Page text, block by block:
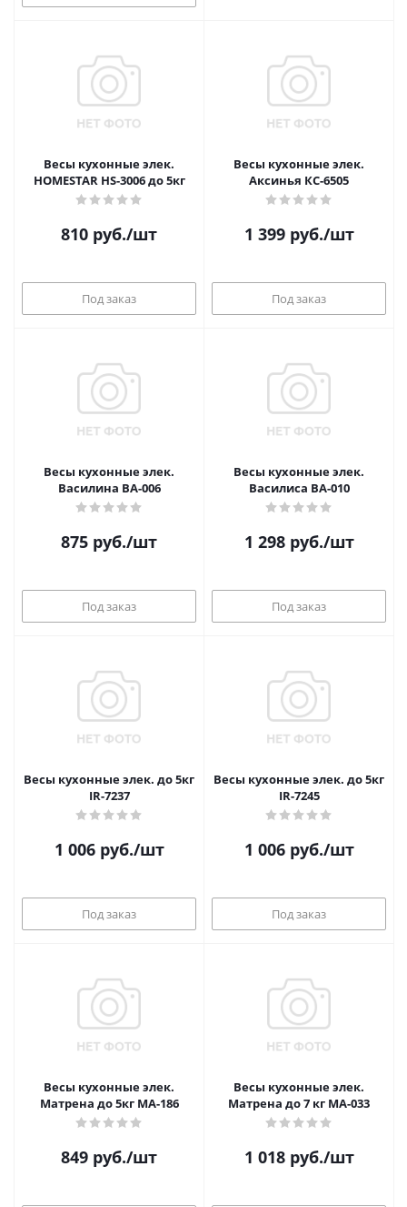
Весы кухонные элек.
HOMESTAR HS-3006 до 5кг
810 руб./шт
Под заказ
Весы кухонные элек.
Аксинья КС-6505
1 399руб./шт
Под заказ
Весы кухонные элек.
Василина ВА-006
875 руб./шт
Под заказ
Весы кухонные элек.
Василиса ВА-010
1 298руб./шт
Под заказ
Весы кухонные элек. до 5кг
IR-7237
1 006руб./шт
Под заказ
Весы кухонные элек. до 5кг
IR-7245
1 006руб./шт
Под заказ
Весы кухонные элек.
Матрена до 5кг МА-186
849 руб./шт
Весы кухонные элек.
Матрена до 7 кг МА-033
1 018руб./шт